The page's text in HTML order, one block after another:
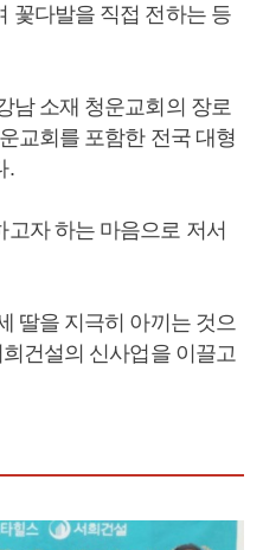
꽃다발을 직접 전하는 등
남 소재 청운교회의 장로
교회를 포함한 전국 대형
.
자 하는 마음으로 저서
딸을 지극히 아끼는 것으
건설의 신사업을 이끌고